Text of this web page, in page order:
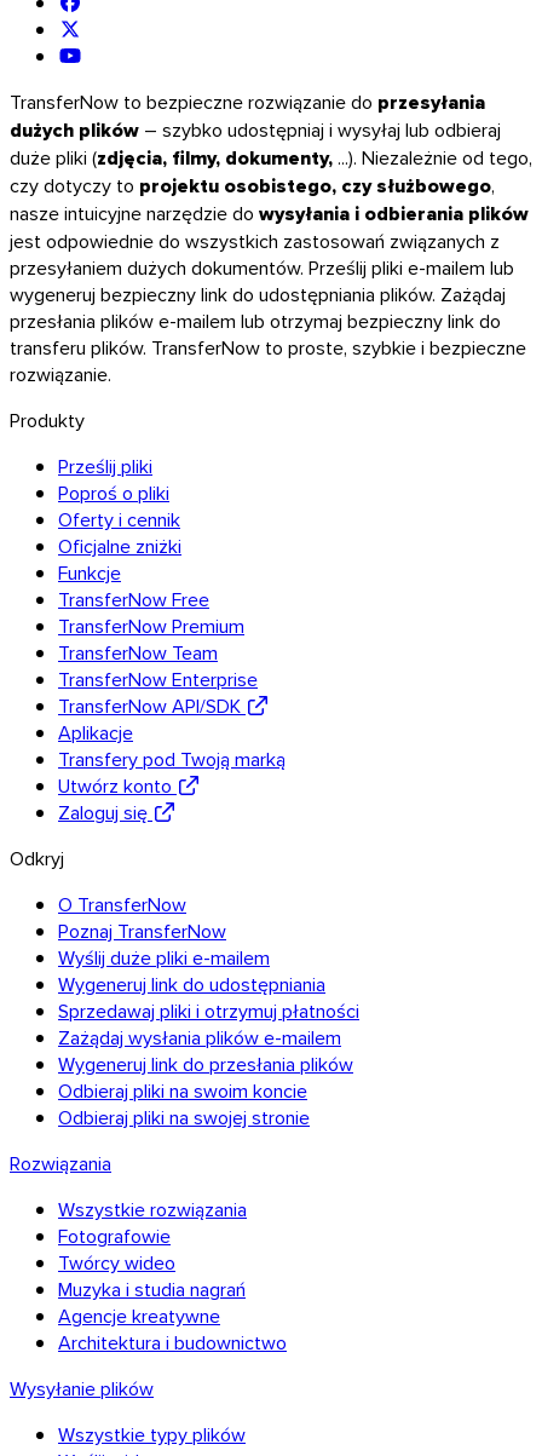
TransferNow to bezpieczne rozwiązanie do przesyłania
dużych plików – szybko udostępniaj i wysyłaj lub odbieraj
duże pliki (zdjęcia, filmy, dokumenty,...). Niezależnie od tego,
czy dotyczy to projektu osobistego, czy służbowego,
nasze intuicyjne narzędzie do wysyłania i odbierania plików
jest odpowiednie do wszystkich zastosowań związanych z
przesyłaniem dużych dokumentów. Prześlij pliki e-mailem lub
wygeneruj bezpieczny link do udostępniania plików. Zażądaj
przesłania plików e-mailem lub otrzymaj bezpieczny link do
transferu plików. TransferNow to proste, szybkie i bezpieczne
rozwiązanie.
Produkty
Prześlij pliki
Poproś o pliki
Oferty i cennik
Oficjalne zniżki
Funkcje
TransferNow Free
TransferNow Premium
TransferNow Team
TransferNow Enterprise
TransferNow API/SDK
Aplikacje
Transfery pod Twoją marką
Utwórz konto
Zaloguj się
Odkryj
O TransferNow
Poznaj TransferNow
Wyślij duże pliki e-mailem
Wygeneruj link do udostępniania
Sprzedawaj pliki i otrzymuj płatności
Zażądaj wysłania plików e-mailem
Wygeneruj link do przesłania plików
Odbieraj pliki na swoim koncie
Odbieraj pliki na swojej stronie
Rozwiązania
Wszystkie rozwiązania
Fotografowie
Twórcy wideo
Muzyka i studia nagrań
Agencje kreatywne
Architektura i budownictwo
Wysyłanie plików
Wszystkie typy plików